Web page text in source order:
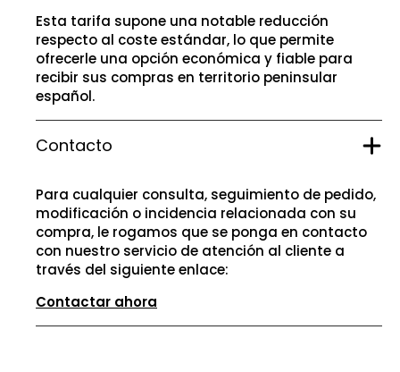
Esta tarifa supone una notable reducción
respecto al coste estándar, lo que permite
ofrecerle una opción económica y fiable para
recibir sus compras en territorio peninsular
español.
Contacto
Para cualquier consulta, seguimiento de pedido,
modificación o incidencia relacionada con su
compra, le rogamos que se ponga en contacto
con nuestro servicio de atención al cliente a
través del siguiente enlace:
Contactar ahora